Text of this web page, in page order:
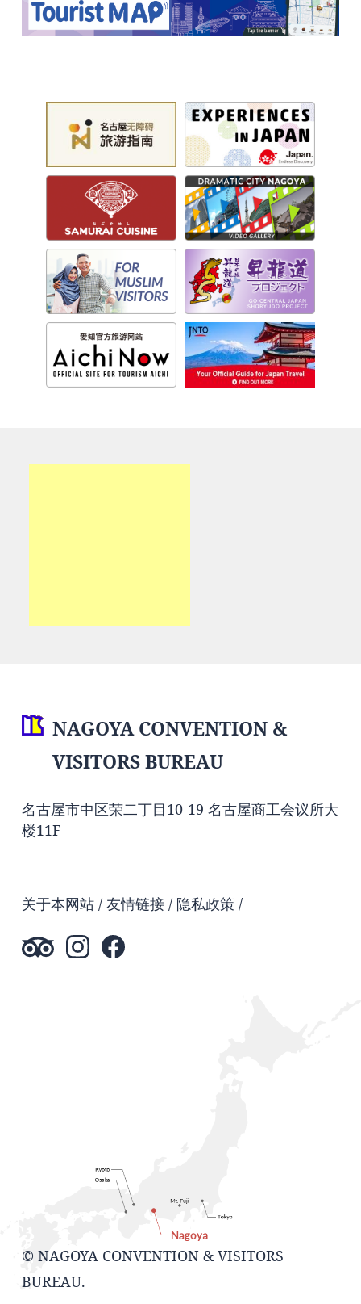
NAGOYA CONVENTION &
VISITORS BUREAU
名古屋市中区荣二丁目10-19 名古屋商工会议所大
楼11F
关于本网站 友情链接 隐私政策
© NAGOYA CONVENTION & VISITORS
BUREAU.